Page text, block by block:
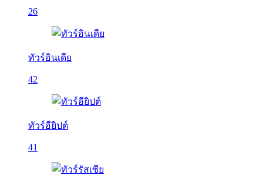
26
ทัวร์อินเดีย
42
ทัวร์อียิปต์
41